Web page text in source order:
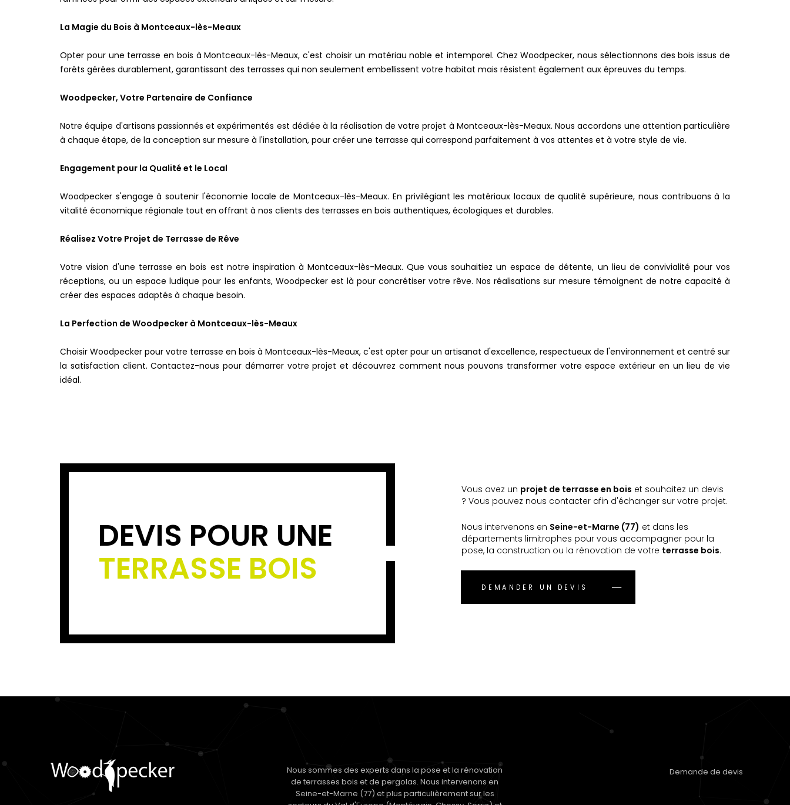
La Magie du Bois à Montceaux-lès-Meaux
Opter pour une terrasse en bois à Montceaux-lès-Meaux, c'est choisir un matériau noble et intemporel. Chez Woodpecker, nous sélectionnons des bois issus de
forêts gérées durablement, garantissant des terrasses qui non seulement embellissent votre habitat mais résistent également aux épreuves du temps.
Woodpecker, Votre Partenaire de Confiance
Notre équipe d'artisans passionnés et expérimentés est dédiée à la réalisation de votre projet à Montceaux-lès-Meaux. Nous accordons une attention particulière
à chaque étape, de la conception sur mesure à l'installation, pour créer une terrasse qui correspond parfaitement à vos attentes et à votre style de vie.
Engagement pour la Qualité et le Local
Woodpecker s'engage à soutenir l'économie locale de Montceaux-lès-Meaux. En privilégiant les matériaux locaux de qualité supérieure, nous contribuons à la
vitalité économique régionale tout en offrant à nos clients des terrasses en bois authentiques, écologiques et durables.
Réalisez Votre Projet de Terrasse de Rêve
Votre vision d'une terrasse en bois est notre inspiration à Montceaux-lès-Meaux. Que vous souhaitiez un espace de détente, un lieu de convivialité pour vos
réceptions, ou un espace ludique pour les enfants, Woodpecker est là pour concrétiser votre rêve. Nos réalisations sur mesure témoignent de notre capacité à
créer des espaces adaptés à chaque besoin.
La Perfection de Woodpecker à Montceaux-lès-Meaux
Choisir Woodpecker pour votre terrasse en bois à Montceaux-lès-Meaux, c'est opter pour un artisanat d'excellence, respectueux de l'environnement et centré sur
la satisfaction client. Contactez-nous pour démarrer votre projet et découvrez comment nous pouvons transformer votre espace extérieur en un lieu de vie
idéal.
DEVIS POUR UNE
TERRASSE BOIS
Vous avez un projet de terrasse en bois et souhaitez un devis
? Vous pouvez nous contacter afin d'échanger sur votre projet.
Nous intervenons en Seine-et-Marne (77) et dans les
départements limitrophes pour vous accompagner pour la
pose, la construction ou la rénovation de votre terrasse bois.
DEMANDER UN DEVIS
Nous sommes des experts dans la pose et la rénovation
de terrasses bois et de pergolas. Nous intervenons en
Seine-et-Marne (77) et plus particulièrement sur les
Demande de devis